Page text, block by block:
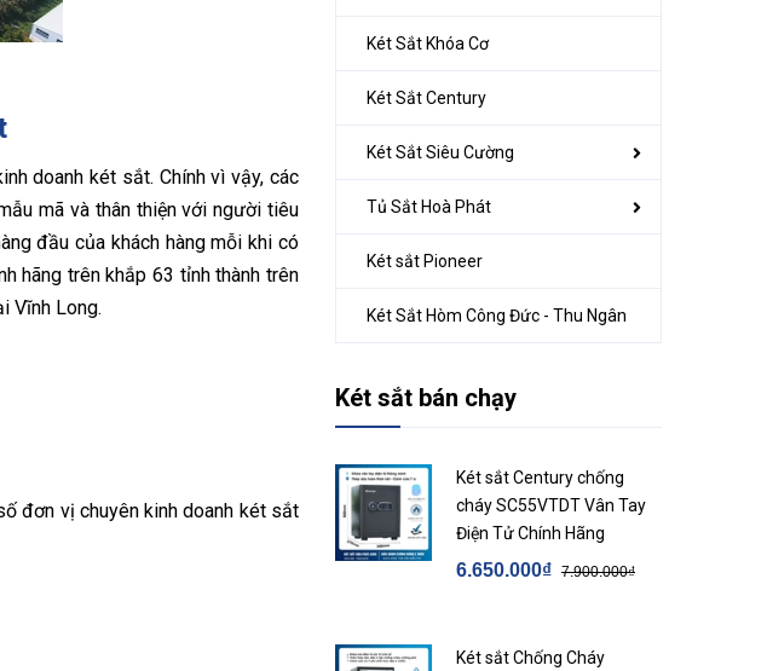
doanh két sắt. Chính vì vậy, các
mã và thân thiện với người tiêu
đầu của khách hàng mỗi khi có
hãng trên khắp 63 tỉnh thành trên
Vĩnh Long.
đơn vị chuyên kinh doanh két sắt
Két Sắt Khóa Cơ
Két Sắt Century
Két Sắt Siêu Cường
Tủ Sắt Hoà Phát
Két sắt Pioneer
Két Sắt Hòm Công Đức - Thu Ngân
Két sắt bán chạy
Két sắt Century chống
cháy SC55VTDT Vân Tay
Điện Tử Chính Hãng
6.650.000₫ 7.900.000₫
Két sắt Chống Cháy